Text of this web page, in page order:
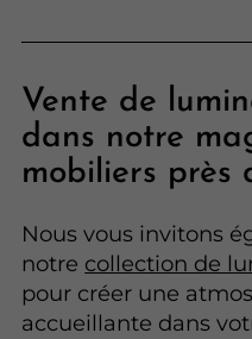
Vente de
dans notre
mobiliers près
Nous vous invitons
notre collection de
pour créer une
accueillante dans